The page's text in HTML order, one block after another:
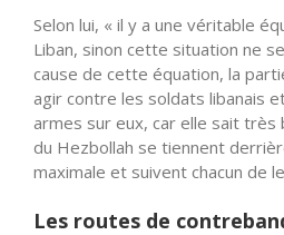
Selon lui, « il y a une véritable
Liban, sinon cette situation ne
cause de cette équation, la
agir contre les soldats libanais
armes sur eux, car elle sait très
du Hezbollah se tiennent
maximale et suivent chacun de
Les routes de